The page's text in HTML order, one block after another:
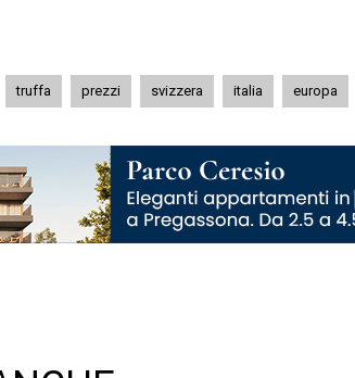
truffa prezzi svizzera italia europa